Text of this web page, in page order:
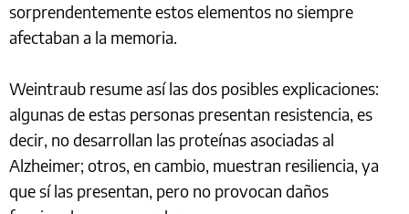
sorprendentemente estos elementos no siempre
afectaban a la memoria.
Weintraub resume así las dos posibles explicaciones:
algunas de estas personas presentan resistencia, es
decir, no desarrollan las proteínas asociadas al
Alzheimer; otros, en cambio, muestran resiliencia, ya
que sí las presentan, pero no provocan daños